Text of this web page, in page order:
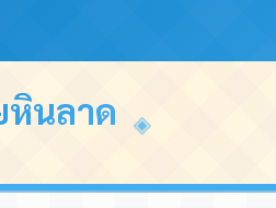
หินลาด